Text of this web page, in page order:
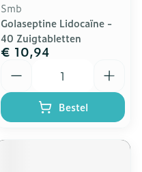
Smb
Golaseptine Lidocaïne -
40 Zuigtabletten
€ 10,94
Bestel